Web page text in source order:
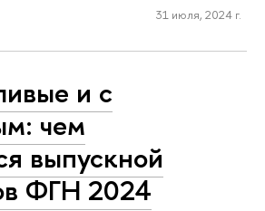
31 июля, 2024 г.
и с
чем
выпускной
ФГН 2024